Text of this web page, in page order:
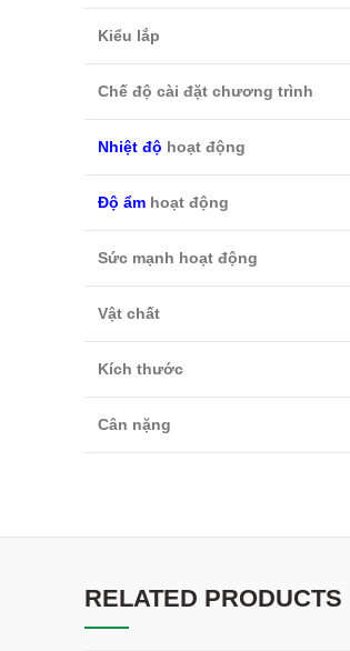
Kiểu lắp
Chế độ cài đặt chương trình
Nhiệt độ hoạt động
Độ ẩm hoạt động
Sức mạnh hoạt động
Vật chất
Kích thước
Cân nặng
RELATED PRODUCTS